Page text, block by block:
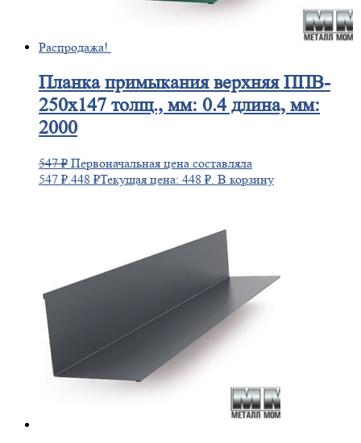
Распродажа!
Планкапримыкания верхняя ППВ-
250х147 толщ., мм: 0.4 длина, мм:
2000
547₽ Первоначальная цена составляла
547 ₽. 448 ₽Текущая цена: 448 ₽. В корзину